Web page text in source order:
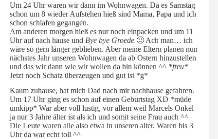
Um 24 Uhr waren wir dann im Wohnwagen. Da es Samstag
schon um 8 wieder Aufstehen hieß sind Mama, Papa und ich
schon schlafen gegangen.
Am anderen morgen hieß es nur noch einpacken und um 11
Uhr auf nach hause und Bye bye Groede 🙁 Ach man… ich
wäre so gern länger geblieben. Aber meine Eltern planen nun
nächstes Jahr unseren Wohnwagen da ab Ostern hinzustellen
und das wir dann wie wir wollen da hin können ^^ *freu*
Jetzt noch Schatz überzeugen und gut ist *g*
Kaum zuhause, hat mich Dad nach mir nachhause gefahren.
Um 17 Uhr ging es schon auf einen Geburtstag XD *müde
umkipp* War aber voll lustig, vor allem weil Marcels Onkel
ja nur 3 Jahre älter ist als ich und somit seine Frau auch ^^
Die Leute waren alle also etwa in unseren alter. Waren bis 3
Uhr da war echt toll ^^